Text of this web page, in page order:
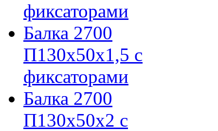
фиксаторами
Балка 2700
П130х50х1,5 с
фиксаторами
Балка 2700
П130х50х2 с